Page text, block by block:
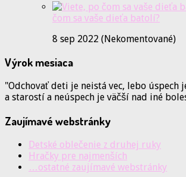
čom sa vaše dieťa batolí?
8 sep 2022 (Nekomentované)
Výrok mesiaca
"Odchovať deti je neistá vec, lebo úspech
a starostí a neúspech je väčší nad iné
Zaujímavé webstránky
Detské oblečenie z druhej ruky
Hračky pre najmenších
…ostatné zaujímavé webstránky